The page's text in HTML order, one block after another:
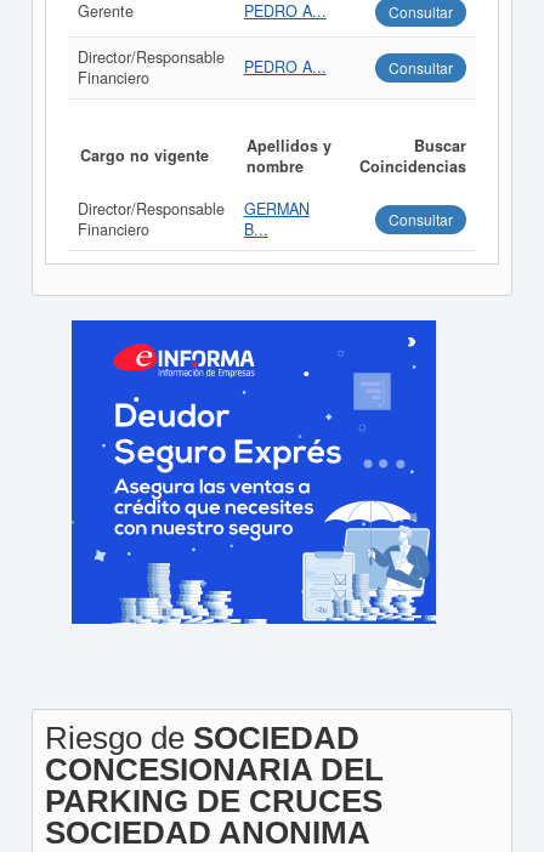
Gerente PEDRO A... Consultar
Director/Responsable
Financiero
PEDRO A... Consultar
Cargo no vigente
Apellidos y
nombre
Buscar
Coincidencias
Director/Responsable
Financiero
GERMAN
B...
Consultar
Riesgo de SOCIEDAD
CONCESIONARIA DEL
PARKING DE CRUCES
SOCIEDAD ANONIMA